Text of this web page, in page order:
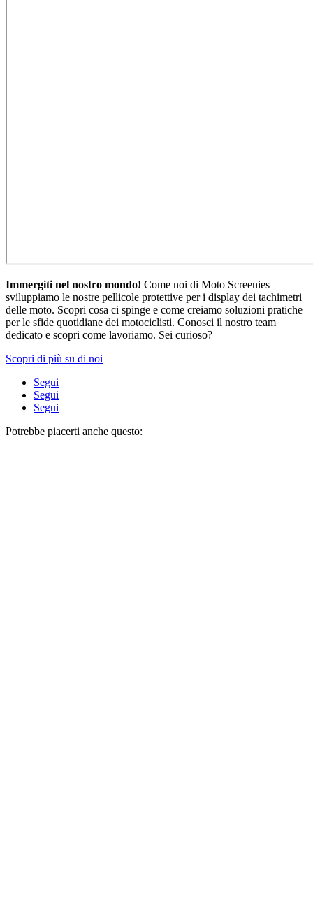
Immergiti nel nostro mondo! Come noi di Moto Screenies
sviluppiamo le nostre pellicole protettive per i display dei tachimetri
delle moto. Scopri cosa ci spinge e come creiamo soluzioni pratiche
per le sfide quotidiane dei motociclisti. Conosci il nostro team
dedicato e scopri come lavoriamo. Sei curioso?
Scopri di più su di noi
Segui
Segui
Segui
Potrebbe piacerti anche questo: